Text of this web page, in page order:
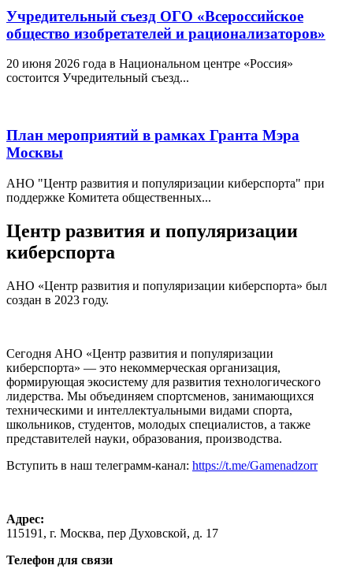
Учредительный съезд ОГО «Всероссийское
общество изобретателей и рационализаторов»
20 июня 2026 года в Национальном центре «Россия»
состоится Учредительный съезд...
План мероприятий в рамках Гранта Мэра
Москвы
АНО "Центр развития и популяризации киберспорта" при
поддержке Комитета общественных...
Центр развития и популяризации
киберспорта
АНО «Центр развития и популяризации киберспорта» был
создан в 2023 году.
Сегодня АНО «Центр развития и популяризации
киберспорта» — это некоммерческая организация,
формирующая экосистему для развития технологического
лидерства. Мы объединяем спортсменов, занимающихся
техническими и интеллектуальными видами спорта,
школьников, студентов, молодых специалистов, а также
представителей науки, образования, производства.
Вступить в наш телеграмм-канал: https://t.me/Gamenadzorr
Адрес:
115191, г. Москва, пер Духовской, д. 17
Телефон для связи